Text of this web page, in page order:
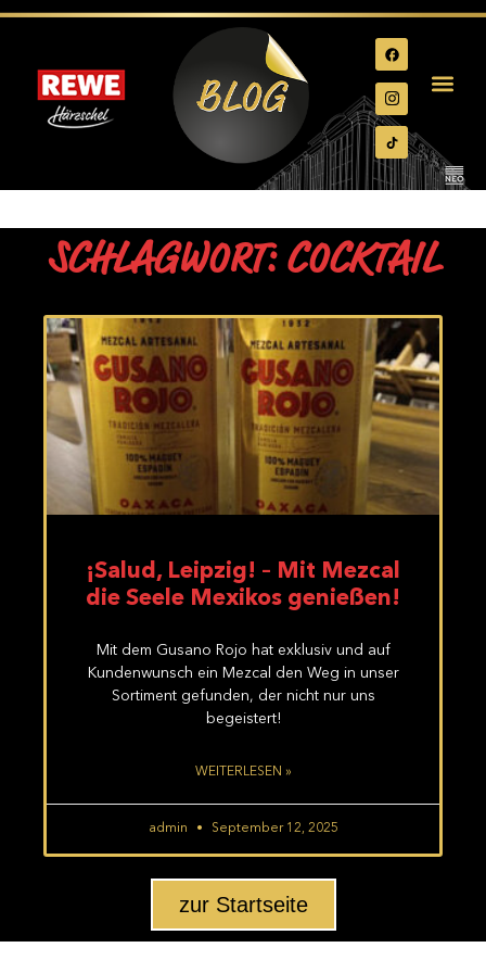
SCHLAGWORT: COCKTAIL
¡Salud, Leipzig! – Mit Mezcal
die Seele Mexikos genießen!
Mit dem Gusano Rojo hat exklusiv und auf
Kundenwunsch ein Mezcal den Weg in unser
Sortiment gefunden, der nicht nur uns
begeistert!
WEITERLESEN »
admin September 12, 2025
zur Startseite